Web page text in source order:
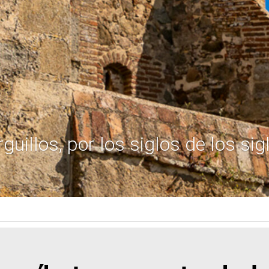
por los siglos de los